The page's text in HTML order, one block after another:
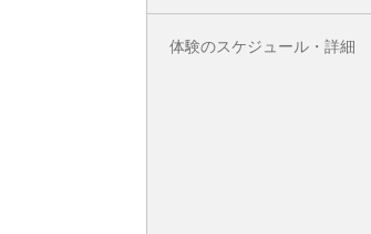
体験のスケジュール・詳細